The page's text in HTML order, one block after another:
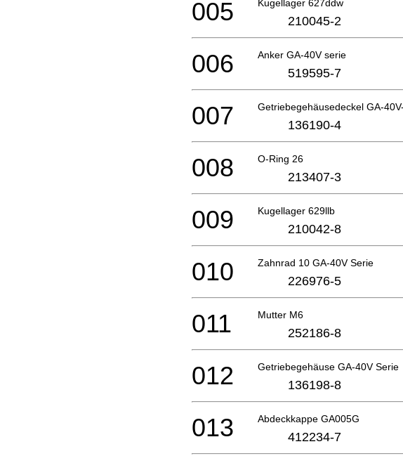
Kugellager 627ddw
005 210045-2
Anker GA-40V serie
006 519595-7
Getriebegehäusedeckel GA-
007 136190-4
O-Ring 26
008 213407-3
Kugellager 629llb
009 210042-8
Zahnrad 10 GA-40V Serie
010 226976-5
Mutter M6
011 252186-8
Getriebegehäuse GA-40V Serie
012 136198-8
Abdeckkappe GA005G
013 412234-7